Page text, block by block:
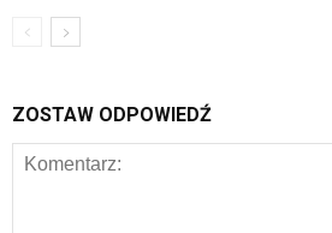
ZOSTAW ODPOWIEDŹ